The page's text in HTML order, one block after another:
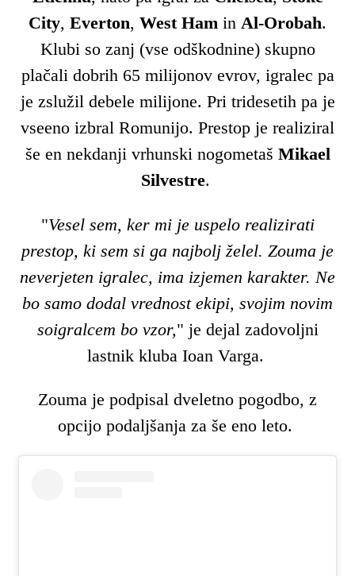
City, Everton, West Ham in Al-Orobah.
Klubi so zanj (vse odškodnine) skupno
plačali dobrih 65 milijonov evrov, igralec pa
je zslužil debele milijone. Pri tridesetih pa je
vseeno izbral Romunijo. Prestop je realiziral
še en nekdanji vrhunski nogometaš Mikael
Silvestre.
"Vesel sem, ker mi je uspelo realizirati
prestop, ki sem si ga najbolj želel. Zouma je
neverjeten igralec, ima izjemen karakter. Ne
bo samo dodal vrednost ekipi, svojim novim
soigralcem bo vzor," je dejal zadovoljni
lastnik kluba Ioan Varga.
Zouma je podpisal dveletno pogodbo, z
opcijo podaljšanja za še eno leto.